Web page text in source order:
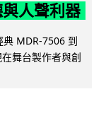
人聲利器
MDR-7506 到
舞台製作者與創